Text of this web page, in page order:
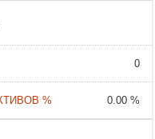
0
0.00 %